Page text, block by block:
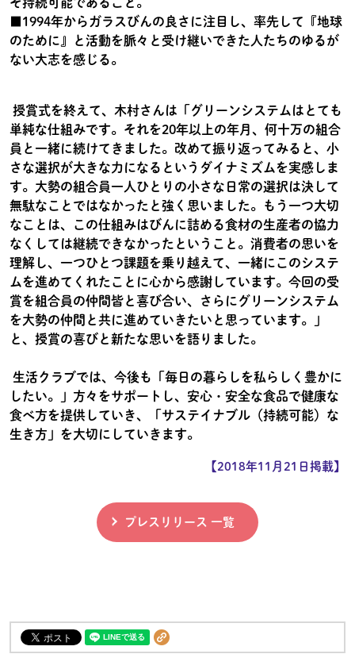
■1994年からガラスびんの良さに注目し、率先して『地球
のために』と活動を脈々と受け継いできた人たちのゆるが
ない大志を感じる。
授賞式を終えて、木村さんは「グリーンシステムはとても
単純な仕組みです。それを20年以上の年月、何十万の組合
員と一緒に続けてきました。改めて振り返ってみると、小
さな選択が大きな力になるというダイナミズムを実感しま
す。大勢の組合員一人ひとりの小さな日常の選択は決して
無駄なことではなかったと強く思いました。もう一つ大切
なことは、この仕組みはびんに詰める食材の生産者の協力
なくしては継続できなかったということ。消費者の思いを
理解し、一つひとつ課題を乗り越えて、一緒にこのシステ
ムを進めてくれたことに心から感謝しています。今回の受
賞を組合員の仲間皆と喜び合い、さらにグリーンシステム
を大勢の仲間と共に進めていきたいと思っています。」
と、授賞の喜びと新たな思いを語りました。
生活クラブでは、今後も「毎日の暮らしを私らしく豊かに
したい。」方々をサポートし、安心・安全な食品で健康な
食べ方を提供していき、「サステイナブル（持続可能）な
生き方」を大切にしていきます。
【2018年11月21日掲載】
プレスリリース 一覧